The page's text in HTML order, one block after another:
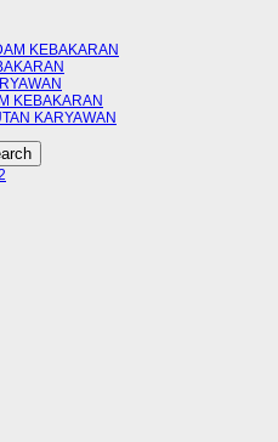
KEBAKARAN
KEBAKARAN
KARYAWAN